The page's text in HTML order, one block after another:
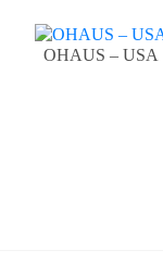
OHAUS – USA